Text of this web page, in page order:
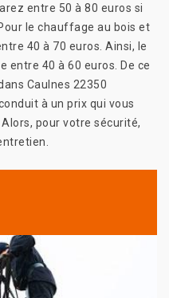
entre 50 à 80 euros si
le chauffage au bois et
40 à 70 euros. Ainsi, le
entre 40 à 60 euros. De ce
Caulnes 22350
à un prix qui vous
pour votre sécurité,